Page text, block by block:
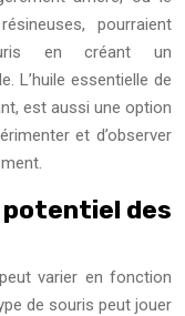
pourraient
en créant un
L’huile essentielle de
est aussi une option
et d’observer
des
varier en fonction
de souris peut jouer